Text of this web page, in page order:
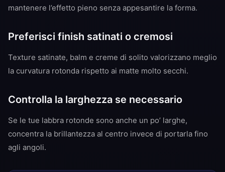
mantenere l’effetto pieno senza appesantire la forma.
Preferisci finish satinati o cremosi
Texture satinate, balm e creme di solito valorizzano meglio
la curvatura rotonda rispetto ai matte molto secchi.
Controlla la larghezza se necessario
Se le tue labbra rotonde sono anche un po’ larghe,
concentra la brillantezza al centro invece di portarla fino
agli angoli.